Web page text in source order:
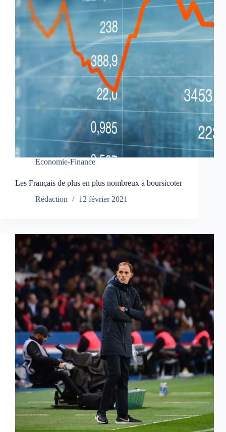
Economie-Finance
Les Français de plus en plus nombreux à boursicoter
Rédaction
12 février 2021